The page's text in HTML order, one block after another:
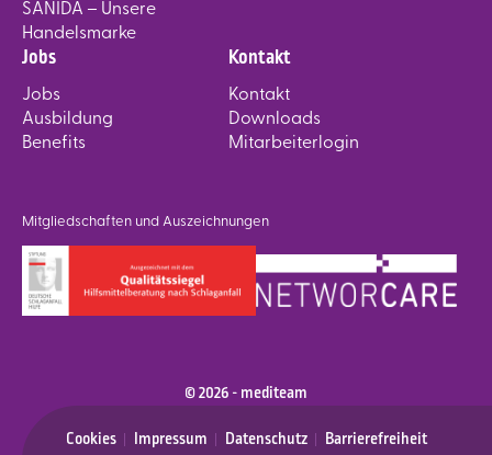
SANIDA – Unsere
Handelsmarke
Jobs
Jobs
Ausbildung
Benefits
Kontakt
Kontakt
Downloads
Mitarbeiterlogin
Mitgliedschaften und Auszeichnungen
© 2026 - mediteam
Cookies
Impressum Datenschutz Barrierefreiheit